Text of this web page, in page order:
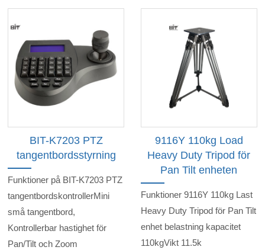
BIT-K7203 PTZ
tangentbordsstyrning
Funktioner på BIT-K7203 PTZ
tangentbordskontrollerMini
små tangentbord,
Kontrollerbar hastighet för
Pan/Tilt och Zoom
9116Y 110kg Load
Heavy Duty Tripod för
Pan Tilt enheten
Funktioner 9116Y 110kg Last
Heavy Duty Tripod för Pan Tilt
enhet belastning kapacitet
110kgVikt 11.5k